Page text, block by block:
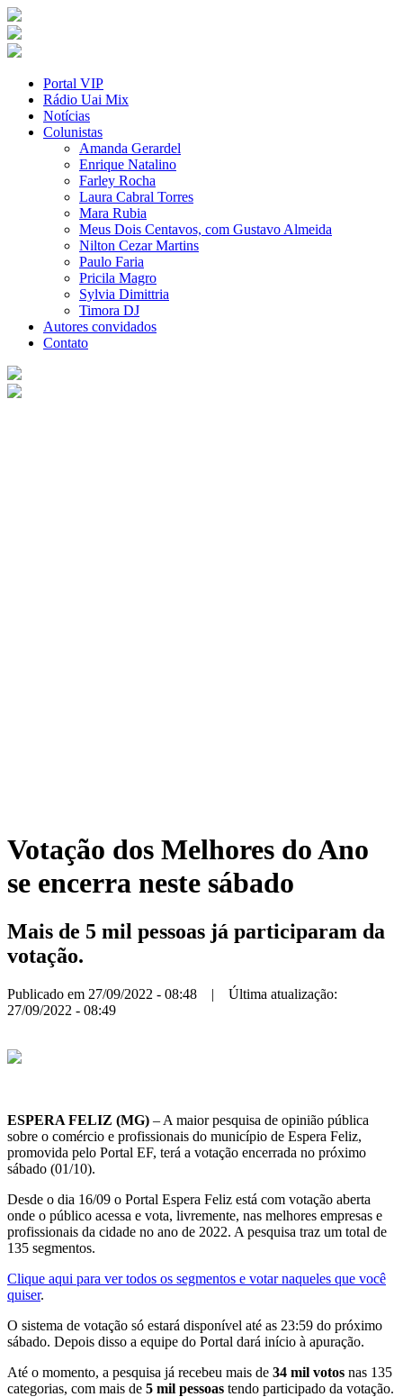
Portal VIP
Rádio Uai Mix
Notícias
Colunistas
Amanda Gerardel
Enrique Natalino
Farley Rocha
Laura Cabral Torres
Mara Rubia
Meus Dois Centavos, com Gustavo Almeida
Nilton Cezar Martins
Paulo Faria
Pricila Magro
Sylvia Dimittria
Timora DJ
Autores convidados
Contato
Votação dos Melhores do Ano
se encerra neste sábado
Mais de 5 mil pessoas já participaram da
votação.
Publicado em 27/09/2022 - 08:48 | Última atualização:
27/09/2022 - 08:49
ESPERA FELIZ (MG) – A maior pesquisa de opinião pública
sobre o comércio e profissionais do município de Espera Feliz,
promovida pelo Portal EF, terá a votação encerrada no próximo
sábado (01/10).
Desde o dia 16/09 o Portal Espera Feliz está com votação aberta
onde o público acessa e vota, livremente, nas melhores empresas e
profissionais da cidade no ano de 2022. A pesquisa traz um total de
135 segmentos.
Clique aqui para ver todos os segmentos e votar naqueles que você
quiser.
O sistema de votação só estará disponível até as 23:59 do próximo
sábado. Depois disso a equipe do Portal dará início à apuração.
Até o momento, a pesquisa já recebeu mais de 34 mil votos nas 135
categorias, com mais de 5 mil pessoas tendo participado da votação.